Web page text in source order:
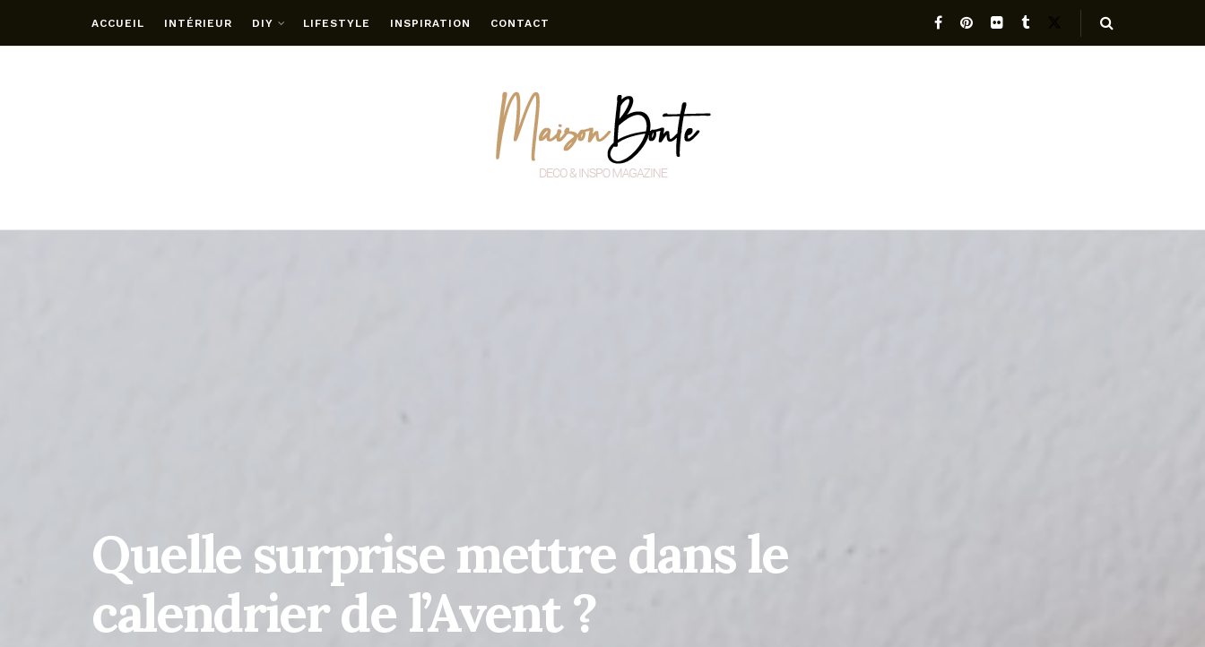
ACCUEIL INTÉRIEUR DIY LIFESTYLE INSPIRATION CONTACT
Quelle surprise mettre dans le
calendrier de l’Avent ?